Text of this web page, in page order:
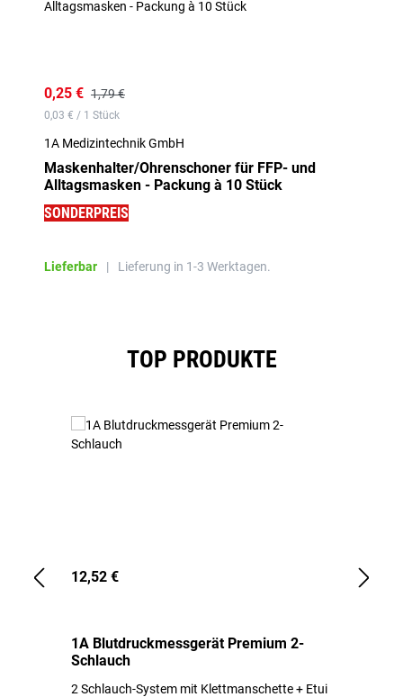
0,25 € 1,79 €
0,03 € / 1 Stück
1A Medizintechnik GmbH
Maskenhalter/Ohrenschoner für FFP- und
Alltagsmasken - Packung à 10 Stück
SONDERPREIS
Lieferbar | Lieferung in 1-3 Werktagen.
TOP PRODUKTE
12,52 €
1A Blutdruckmessgerät Premium 2-
Schlauch
2 Schlauch-System mit Klettmanschette + Etui